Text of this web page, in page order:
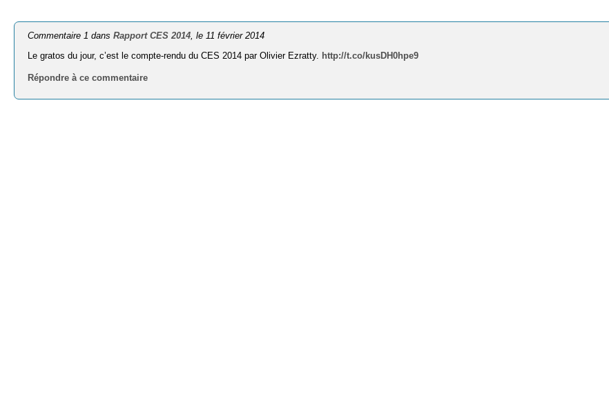
Commentaire 1 dansRapport CES 2014 , le 11 février 2014
Le gratos du jour, c’est le compte-rendu du CES 2014 par Olivier Ezratty. http://t.co/kusDH0hpe9
Répondre à ce commentaire